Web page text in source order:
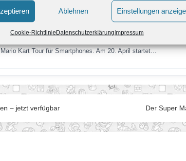
Ablehnen Einstellungen
Cookie-RichtlinieDatenschutzerklärungImpressum
Kart Tour für Smartphones. Am 20. April startet…
– jetzt verfügbar Der Super